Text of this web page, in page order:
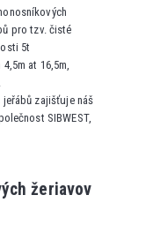
pro tzv. čisté
5t
at 16,5m,
zajišťuje náš
SIBWEST,
žeriavov